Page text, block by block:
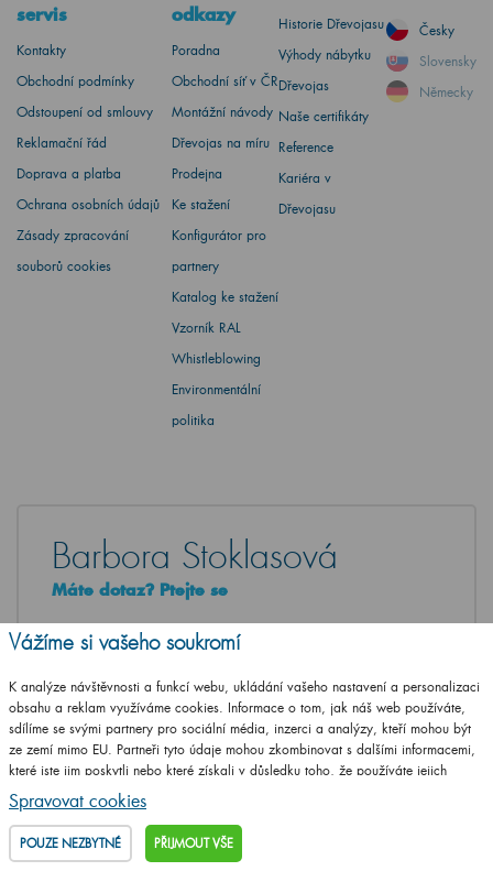
servis
Kontakty
Obchodní podmínky
Odstoupení od smlouvy
Reklamační řád
Doprava a platba
Ochrana osobních údajů
Zásady zpracování
souborů cookies
odkazy
Poradna
Obchodní síť v ČR
Montážní návody
Dřevojas na míru
Prodejna
Ke stažení
Konfigurátor pro
partnery
Katalog ke stažení
Vzorník RAL
Whistleblowing
Environmentální
politika
Historie Dřevojasu
Výhody nábytku
Dřevojas
Naše certifikáty
Reference
Kariéra v
Dřevojasu
Česky
Slovensky
Německy
Barbora Stoklasová
Máte dotaz? Ptejte se
+420461 653 937
info@drevojas.cz
NAPIŠTE VÁŠ DOTAZ
Vážíme si vašeho soukromí
K analýze návštěvnosti a funkcí webu, ukládání vašeho nastavení a personalizaci
obsahu a reklam využíváme cookies. Informace o tom, jak náš web používáte,
sdílíme se svými partnery pro sociální média, inzerci a analýzy, kteří mohou být
ze zemí mimo EU. Partneři tyto údaje mohou zkombinovat s dalšími informacemi,
které jste jim poskytli nebo které získali v důsledku toho, že používáte jejich
služby.
Podrobné informace
Spravovat cookies
POUZE NEZBYTNÉ PŘIJMOUT VŠE